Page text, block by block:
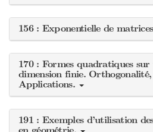
156 : Exponentielle de
170 : Formes quadratiques
dimension finie.
Applications.
191 : Exemples d’utilisation